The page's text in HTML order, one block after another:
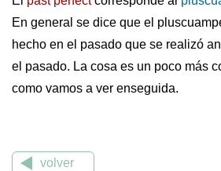
En general se dice que el
hecho en el pasado que se realizó
el pasado. La cosa es un poco más
como vamos a ver enseguida.
volver